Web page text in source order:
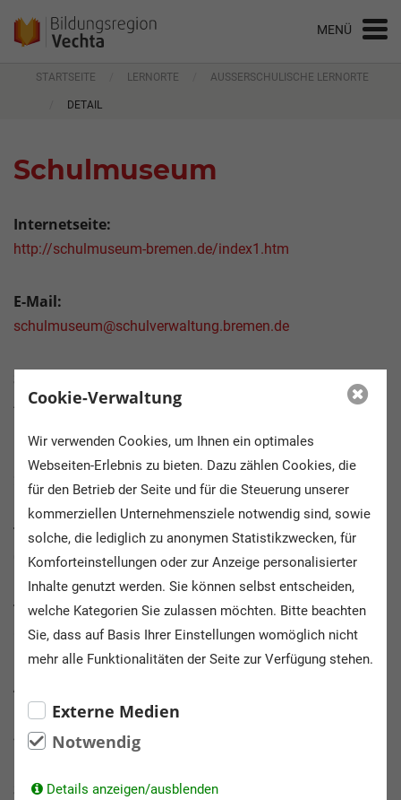
STARTSEITE LERNORTE AUSSERSCHULISCHE LERNORTE
DETAIL
Schulmuseum
Internetseite:
http://schulmuseum-bremen.de/index1.htm
E-Mail:
schulmuseum@schulverwaltung.bremen.de
Auf der Hohwisch 61-63
PLZ / Ort:
28207 Bremen
Telefonnummer:
0421 696 233 - 0
Themen:
Geschichte, Sachuntericht/Biologie, Politik
Altersstufen:
6 - 10 Jahre, 10 - 14 Jahre, 14 - 18 Jahre, > 18 Jahre, > 60
Jahre
Schulformen:
Cookie-Verwaltung
Wir verwenden Cookies, um Ihnen ein optimales
Webseiten-Erlebnis zu bieten. Dazu zählen Cookies, die
für den Betrieb der Seite und für die Steuerung unserer
kommerziellen Unternehmensziele notwendig sind, sowie
solche, die lediglich zu anonymen Statistikzwecken, für
Komforteinstellungen oder zur Anzeige personalisierter
Inhalte genutzt werden. Sie können selbst entscheiden,
welche Kategorien Sie zulassen möchten. Bitte beachten
Sie, dass auf Basis Ihrer Einstellungen womöglich nicht
mehr alle Funktionalitäten der Seite zur Verfügung stehen.
Externe Medien
Notwendig
Details anzeigen/ausblenden